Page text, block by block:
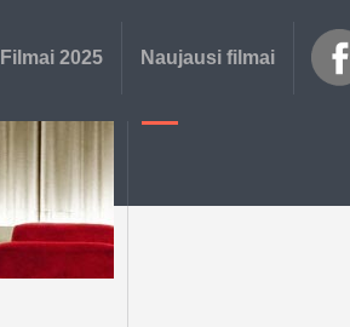
Naujausi filmai
Filmai 2025